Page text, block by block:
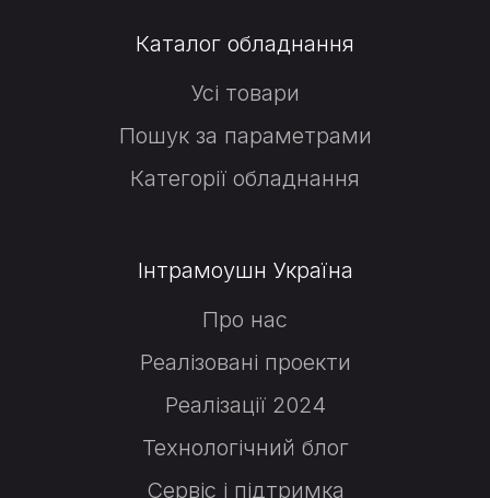
Каталог обладнання
Усі товари
Пошук за параметрами
Категорії обладнання
Інтрамоушн Україна
Про нас
Реалізовані проекти
Реалізації 2024
Технологічний блог
Сервіс і підтримка